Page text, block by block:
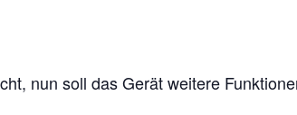
nun soll das Gerät weitere